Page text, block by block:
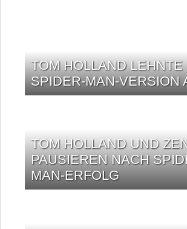
TOM HOLLAND LEHNTE
SPIDER-MAN-VERSION
TOM HOLLAND UND
PAUSIEREN NACH
MAN-ERFOLG